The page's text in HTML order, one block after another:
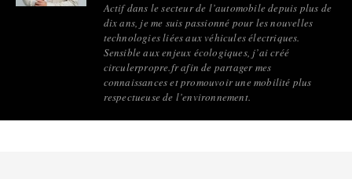
Actif dans le secteur de l’automobile depuis plus de
dix ans, je me suis passionné pour les nouvelles
technologies liées aux véhicules électriques.
Sensible aux enjeux écologiques, j’ai créé
circulerpropre.fr afin de partager mes
connaissances et promouvoir une mobilité plus
respectueuse de l’environnement.